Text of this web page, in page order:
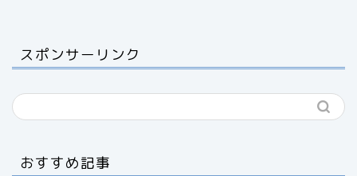
スポンサーリンク
おすすめ記事